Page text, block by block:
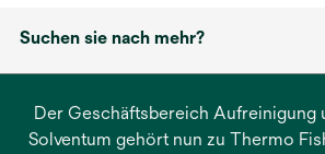
Suchen sie nach mehr?
Der Geschäftsbereich Aufreinigung
Solventum gehört nun zu Thermo